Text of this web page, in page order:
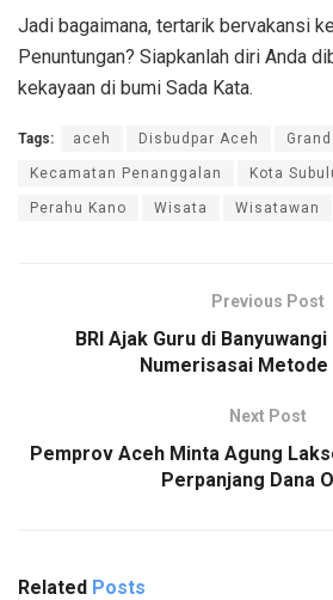
Jadi bagaimana, tertarik bervakansi
Penuntungan? Siapkanlah diri Anda
kekayaan di bumi Sada Kata.
Tags: aceh Disbudpar Aceh
Kecamatan Penanggalan Kota
Perahu Kano Wisata Wisatawan
Previous Post
BRI Ajak Guru di
Numerisasai Metode
Next Post
Pemprov Aceh Minta Agung
Perpanjang Dana
Related Posts